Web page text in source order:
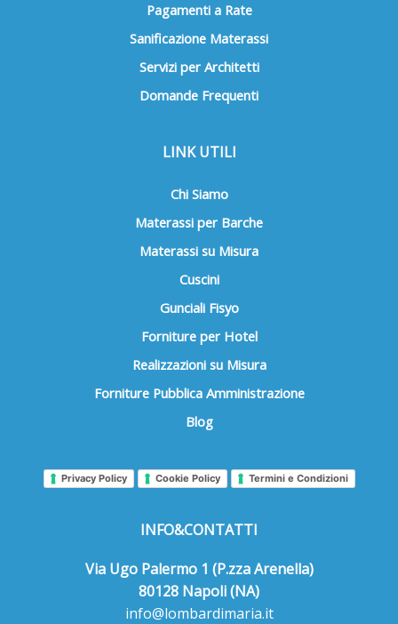
Pagamenti a Rate
Sanificazione Materassi
Servizi per Architetti
Domande Frequenti
LINK UTILI
Chi Siamo
Materassi per Barche
Materassi su Misura
Cuscini
Gunciali Fisyo
Forniture per Hotel
Realizzazioni su Misura
Forniture Pubblica Amministrazione
Blog
Privacy Policy Cookie Policy Termini e Condizioni
INFO&CONTATTI
Via Ugo Palermo 1 (P.zza Arenella)
80128 Napoli (NA)
info@lombardimaria.it